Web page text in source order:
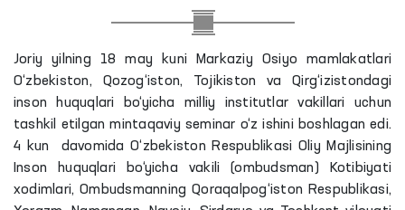
Joriy yilning 18 may kuni Markaziy Osiyo mamlakatlari
O‘zbekiston, Qozog‘iston, Tojikiston va Qirg‘izistondagi
inson huquqlari bo‘yicha milliy institutlar vakillari uchun
tashkil etilgan mintaqaviy seminar o‘z ishini boshlagan edi.
4 kun davomida O‘zbekiston Respublikasi Oliy Majlisining
Inson huquqlari bo‘yicha vakili (ombudsman) Kotibiyati
xodimlari, Ombudsmanning Qoraqalpog‘iston Respublikasi,